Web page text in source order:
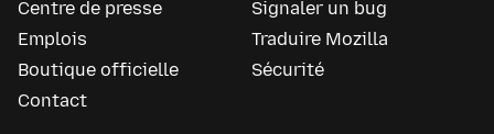
Centre de presse
Emplois
Boutique officielle
Contact
Signaler un bug
Traduire Mozilla
Sécurité